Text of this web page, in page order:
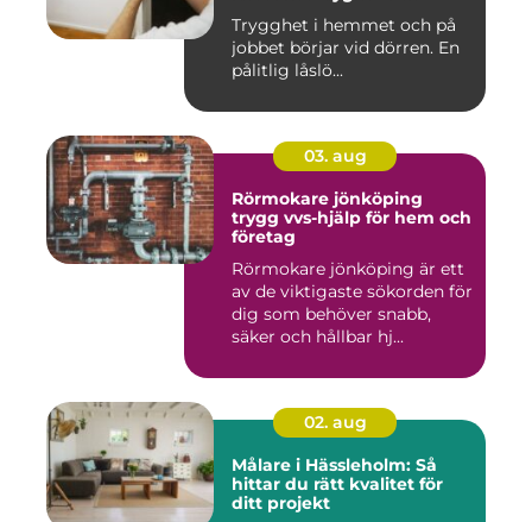
Trygghet i hemmet och på
jobbet börjar vid dörren. En
pålitlig låslö...
03. aug
Rörmokare jönköping
trygg vvs-hjälp för hem och
företag
Rörmokare jönköping är ett
av de viktigaste sökorden för
dig som behöver snabb,
säker och hållbar hj...
02. aug
Målare i Hässleholm: Så
hittar du rätt kvalitet för
ditt projekt